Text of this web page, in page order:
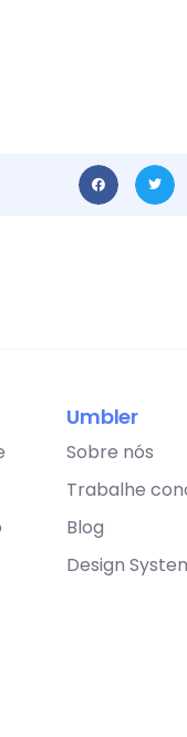
Umbler
Sobre nós
Trabalhe
Blog
Design